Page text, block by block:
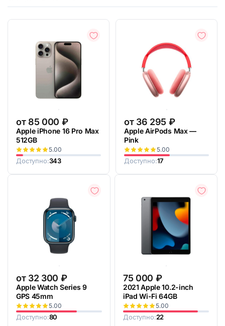
от 85 000 ₽
Apple iPhone 16 Pro Max
512GB
5.00
Доступно:343
от 36 295 ₽
Apple AirPods Max —
Pink
5.00
Доступно:17
от 32 300 ₽
Apple Watch Series 9
GPS 45mm
5.00
Доступно:80
75 000 ₽
2021 Apple 10.2-inch
iPad Wi-Fi 64GB
5.00
Доступно:22